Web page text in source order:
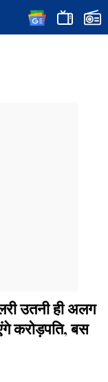
उतनी ही अलग
करोड़पति, बस